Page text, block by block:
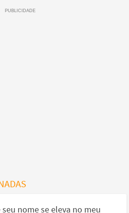
nome se eleva no meu